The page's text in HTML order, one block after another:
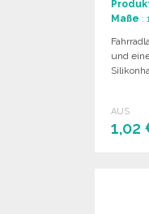
Maße :
und
AUS
1,02